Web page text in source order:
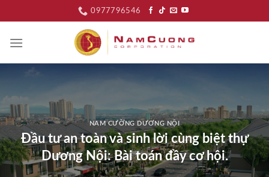
to
0977796546
NAM CƯỜNG DƯƠNG NỘI
Đầu tư an toàn và sinh lời cùng biệt thự
Dương Nội: Bài toán đầy cơ hội.